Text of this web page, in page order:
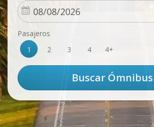
Pasajeros
1
2 3 4 4+